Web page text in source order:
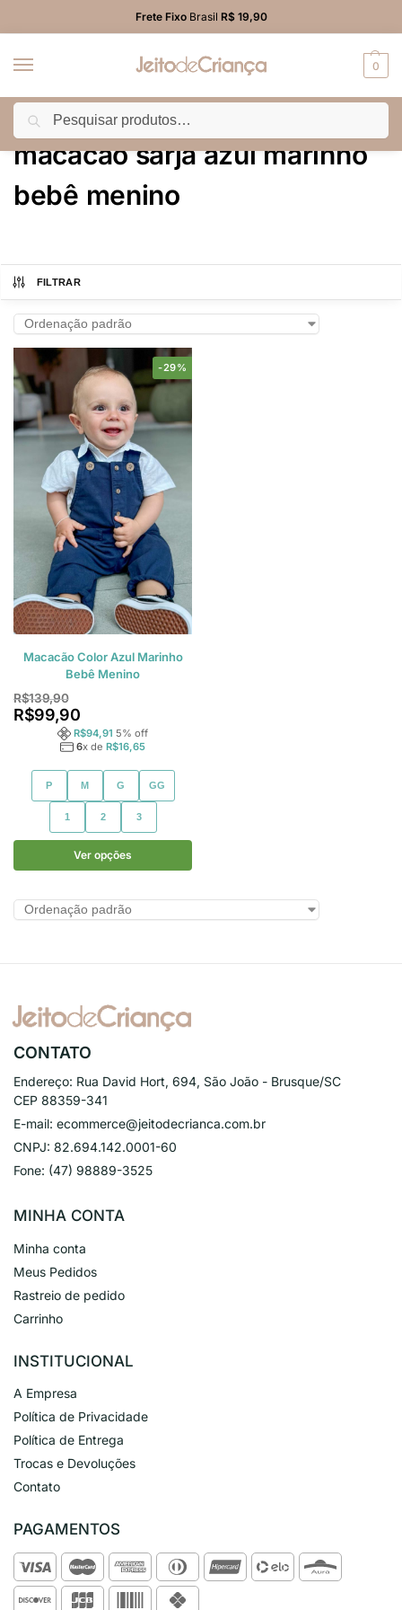
Frete FixoBrasil R$ 19,90
0
Início Produtos marcados com a tag “macacão sarja azul marinho bebê menino”
macacão sarja azul marinho
bebê menino
FILTRAR
-29%
Macacão Color Azul Marinho
Bebê Menino
R$139,90
R$99,90
R$94,91 5% off
6x de R$16,65
P M G GG
1 2 3
Ver opções
CONTATO
Endereço: Rua David Hort, 694, São João - Brusque/SC
CEP 88359-341
E-mail: ecommerce@jeitodecrianca.com.br
CNPJ: 82.694.142.0001-60
Fone: (47) 98889-3525
MINHA CONTA
Minha conta
Meus Pedidos
Rastreio de pedido
Carrinho
INSTITUCIONAL
A Empresa
Política de Privacidade
Política de Entrega
Trocas e Devoluções
Contato
PAGAMENTOS